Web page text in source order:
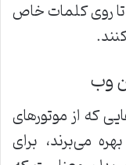
روی کلمات خاص
وب
که از موتورهای
می‌برند، برای